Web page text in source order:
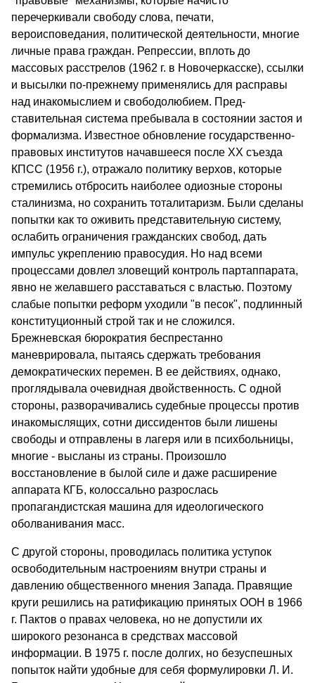
перечеркивали свободу слова, печати,
вероисповедания, политической деятельности, многие
личные права граждан. Репрессии, вплоть до
массовых расстре­лов (1962 г. в Новочеркасске), ссылки
и высылки по-прежнему применялись для расправы
над инакомыслием и свободолюбием. Пред­
ставительная система пребывала в состоянии застоя и
формализма. Известное обновление государственно-
правовых институтов начавшееся после XX съезда
КПСС (1956 г.), отражало политику верхов, которые
стремились отбросить наиболее одиозные стороны
сталинизма, но сохранить тоталитаризм. Были сделаны
попытки как то оживить представительную систему,
ослабить ограничения гражданских свобод, дать
импульс укреплению правосудия. Но над всеми
процессами довлел зловещий контроль партаппарата,
явно не желавшего расставаться с властью. Поэтому
слабые попытки реформ уходили "в песок", подлинный
конституционный строй так и не сложился.
Брежневская бюрократия беспрестанно
маневрировала, пытаясь сдержать требования
демократических перемен. В ее действиях, однако,
проглядывала очевидная двойственность. С одной
стороны, разворачивались судебные процессы против
инакомыслящих, сотни диссидентов были лишены
свободы и отправлены в лагеря или в психбольницы,
многие - высланы из страны. Произошло
восстановление в былой силе и даже расширение
аппарата КГБ, колоссально раз­рослась
пропагандистская машина для идеологического
оболванивания масс.
С другой стороны, проводилась политика уступок
освободи­тельным настроениям внутри страны и
давлению общественного мнения Запада. Правящие
круги решились на ратификацию принятых ООН в 1966
г. Пактов о правах человека, но не допустили их
широкого резонанса в средствах массовой
информации. В 1975 г. после долгих, но безуспешных
попыток найти удобные для себя формулировки Л. И.